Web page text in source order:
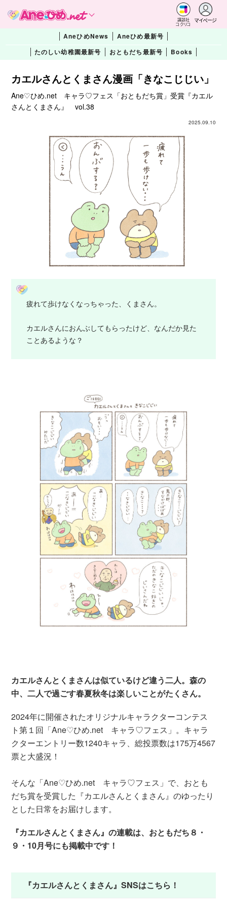
講談社
コクリコ
マイページ
AneひめNews
Aneひめ最新号
たのしい幼稚園最新号
おともだち最新号 Books
カエルさんとくまさん漫画「きなこじじい」
Ane♡ひめ.net キャラ♡フェス「おともだち賞」受賞『カエル
さんとくまさん』 vol.38
2025.09.10
疲れて歩けなくなっちゃった、くまさん。
カエルさんにおんぶしてもらったけど、なんだか見た
ことあるような？
カエルさんとくまさんは似ているけど違う二人。森の
中、二人で過ごす春夏秋冬は楽しいことがたくさん。
2024年に開催されたオリジナルキャラクターコンテス
ト第１回「Ane♡ひめ.net キャラ♡フェス」。キャラ
クターエントリー数1240キャラ、総投票数は175万4567
票と大盛況！
そんな「Ane♡ひめ.net キャラ♡フェス」で、おとも
だち賞を受賞した『カエルさんとくまさん』のゆったり
とした日常をお届けします。
『カエルさんとくまさん』の連載は、おともだち８・
９・10月号にも掲載中です！
『カエルさんとくまさん』SNSはこちら！